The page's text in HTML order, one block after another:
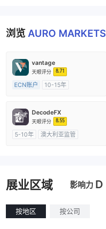
浏览 AURO MARKETS
vantage
天眼评分 8.71
ECN账户
10-15年
主标MT4
DecodeFX
天眼评分 8.55
5-10年
澳大利亚监管
展业区域 影响力 D
按地区 按公司